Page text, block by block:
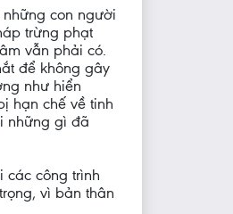
con người
trừng phạt
vẫn phải có.
để không gây
như hiển
hạn chế về tinh
những gì đã
các công trình
vì bản thân